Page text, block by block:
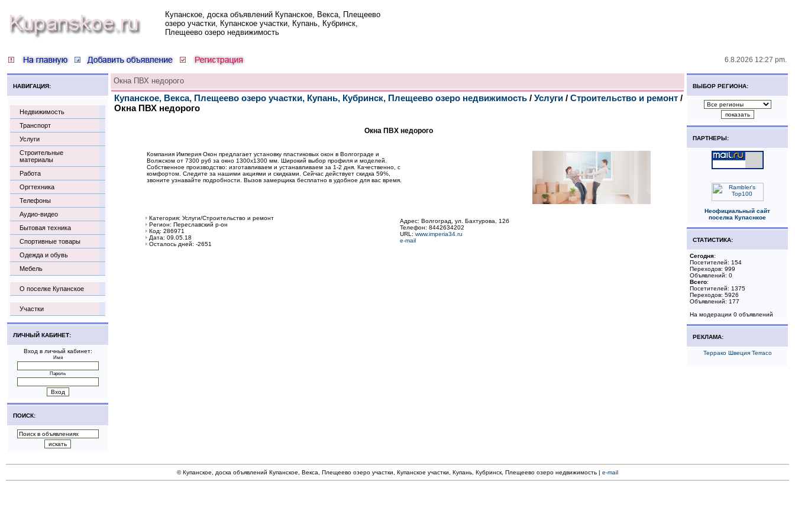
Купанское, доска объявлений Купанское, Векса, Плещеево
озеро участки, Купанское участки, Купань, Кубринск,
Плещеево озеро недвижимость
6.8.2026 12:27 pm.
НАВИГАЦИЯ:
Недвижимость
Транспорт
Услуги
Строительные
материалы
Работа
Оргтехника
Телефоны
Аудио-видео
Бытовая техника
Спортивные товары
Одежда и обувь
Мебель
О поселке Купанское
Участки
ЛИЧНЫЙ КАБИНЕТ:
Вход в личный кабинет:
Имя
Пароль
ПОИСК:
Окна ПВХ недорого
Купанское, Векса, Плещеево озеро участки, Купань, Кубринск, Плещеево озеро недвижимость / Услуги / Строительство и ремонт /
Окна ПВХ недорого
Окна ПВХ недорого
Компания Империя Окон предлагает установку пластиковых окон в Волгограде и
Волжском от 7300 руб за окно 1300х1300 мм. Широкий выбор профиля и моделей.
Собственное производство: изготавливаем и устанавливаем за 1-2 дня. Качественно, с
комфортом. Следите за нашими акциями и скидками. Сейчас действует скидка 59%,
звоните узнавайте подробности. Вызов замерщика бесплатно в удобное для вас время.
Категория: Услуги/Строительство и ремонт
Регион: Переславский р-он
Код: 286971
Дата: 09.05.18
Осталось дней: -2651
Адрес: Волгоград, ул. Бахтурова, 12б
Телефон: 8442634202
URL: www.imperia34.ru
e-mail
ВЫБОР РЕГИОНА:
ПАРТНЕРЫ:
Неофициальный сайт
поселка Купаснкое
СТАТИСТИКА:
Сегодня:
Посетителей: 154
Переходов: 999
Объявлений: 0
Всего:
Посетителей: 1375
Переходов: 5926
Объявлений: 177
На модерации 0 объявлений
РЕКЛАМА:
Террако Швеция Terraco
© Купанское, доска объявлений Купанское, Векса, Плещеево озеро участки, Купанское участки, Купань, Кубринск, Плещеево озеро недвижимость | e-mail